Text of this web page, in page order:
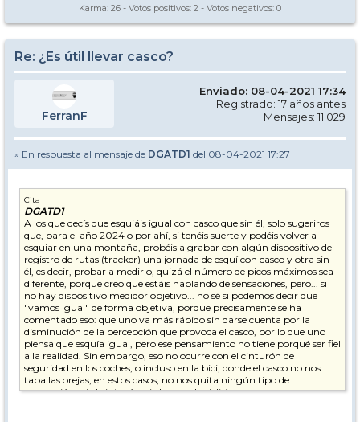
Karma: 26 - Votos positivos: 2 - Votos negativos: 0
Re: ¿Es útil llevar casco?
FerranF
Enviado: 08-04-2021 17:34
Registrado: 17 años antes
Mensajes: 11.029
» En respuesta al mensaje de DGATD1 del 08-04-2021 17:27
Cita
DGATD1
A los que decís que esquiáis igual con casco que sin él, solo sugeriros
que, para el año 2024 o por ahí, si tenéis suerte y podéis volver a
esquiar en una montaña, probéis a grabar con algún dispositivo de
registro de rutas (tracker) una jornada de esquí con casco y otra sin
él, es decir, probar a medirlo, quizá el número de picos máximos sea
diferente, porque creo que estáis hablando de sensaciones, pero... si
no hay dispositivo medidor objetivo... no sé si podemos decir que
"vamos igual" de forma objetiva, porque precisamente se ha
comentado eso: que uno va más rápido sin darse cuenta por la
disminución de la percepción que provoca el casco, por lo que uno
piensa que esquía igual, pero ese pensamiento no tiene porqué ser fiel
a la realidad. Sin embargo, eso no ocurre con el cinturón de
seguridad en los coches, o incluso en la bici, donde el casco no nos
tapa las orejas, en estos casos, no nos quita ningún tipo de
percepción, ni el cinturón ni el casco de ciclista.